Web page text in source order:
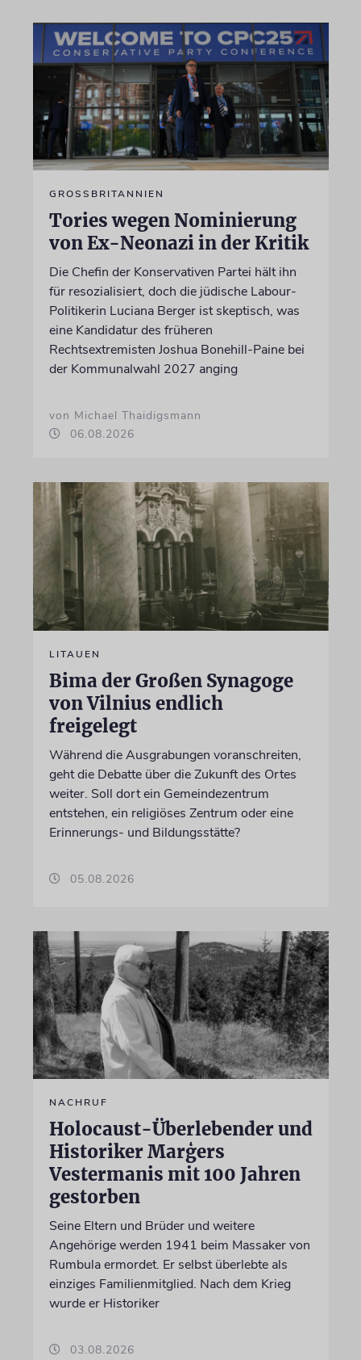
GROSSBRITANNIEN
Tories wegen Nominierung
von Ex-Neonazi in der Kritik
Die Chefin der Konservativen Partei hält ihn
für resozialisiert, doch die jüdische Labour-
Politikerin Luciana Berger ist skeptisch, was
eine Kandidatur des früheren
Rechtsextremisten Joshua Bonehill-Paine bei
der Kommunalwahl 2027 anging
von Michael Thaidigsmann
06.08.2026
LITAUEN
Bima der Großen Synagoge
von Vilnius endlich
freigelegt
Während die Ausgrabungen voranschreiten,
geht die Debatte über die Zukunft des Ortes
weiter. Soll dort ein Gemeindezentrum
entstehen, ein religiöses Zentrum oder eine
Erinnerungs- und Bildungsstätte?
05.08.2026
NACHRUF
Holocaust-Überlebender und
Historiker Marģers
Vestermanis mit 100 Jahren
gestorben
Seine Eltern und Brüder und weitere
Angehörige werden 1941 beim Massaker von
Rumbula ermordet. Er selbst überlebte als
einziges Familienmitglied. Nach dem Krieg
wurde er Historiker
03.08.2026